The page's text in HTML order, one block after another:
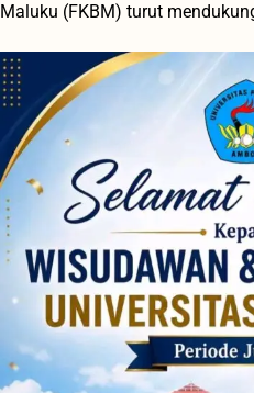
Maluku (FKBM) turut